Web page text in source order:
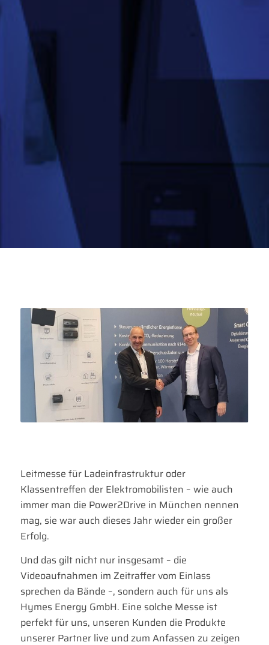
Leitmesse für Ladeinfrastruktur oder
Klassentreffen der Elektromobilisten – wie auch
immer man die Power2Drive in München nennen
mag, sie war auch dieses Jahr wieder ein großer
Erfolg.
Und das gilt nicht nur insgesamt – die
Videoaufnahmen im Zeitraffer vom Einlass
sprechen da Bände –, sondern auch für uns als
Hymes Energy GmbH. Eine solche Messe ist
perfekt für uns, unseren Kunden die Produkte
unserer Partner live und zum Anfassen zu zeigen